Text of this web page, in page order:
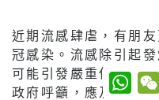
近期流感肆虐，有朋
冠感染。流感除引起
可能引發嚴重併發症
政府呼籲，應及早注
W
h